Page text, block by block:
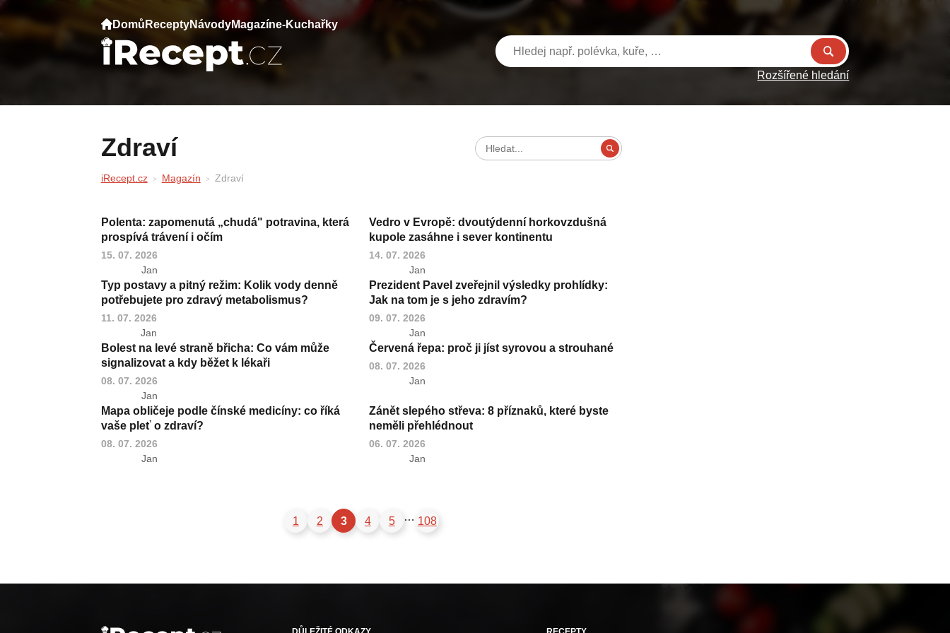
Domů ReceptyNávodyMagazíne-Kuchařky
Rozšířené hledání
Zdraví
iRecept.cz Magazín Zdraví
Polenta: zapomenutá „chudá" potravina, která
prospívá trávení i očím
15. 07. 2026
Jan
Vedro v Evropě: dvoutýdenní horkovzdušná
kupole zasáhne i sever kontinentu
14. 07. 2026
Jan
Typ postavy a pitný režim: Kolik vody denně
potřebujete pro zdravý metabolismus?
11. 07. 2026
Jan
Prezident Pavel zveřejnil výsledky prohlídky:
Jak na tom je s jeho zdravím?
09. 07. 2026
Jan
Bolest na levé straně břicha: Co vám může
signalizovat a kdy běžet k lékaři
08. 07. 2026
Jan
Červená řepa: proč ji jíst syrovou a strouhané
08. 07. 2026
Jan
Mapa obličeje podle čínské medicíny: co říká
vaše pleť o zdraví?
08. 07. 2026
Jan
Zánět slepého střeva: 8 příznaků, které byste
neměli přehlédnout
06. 07. 2026
Jan
1 2 3 4 5 … 108